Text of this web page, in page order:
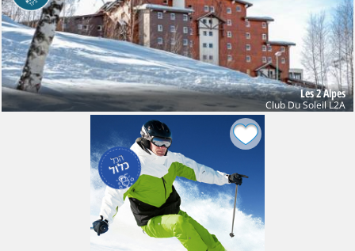
Les 2 Alpes
Club Du Soleil L2A